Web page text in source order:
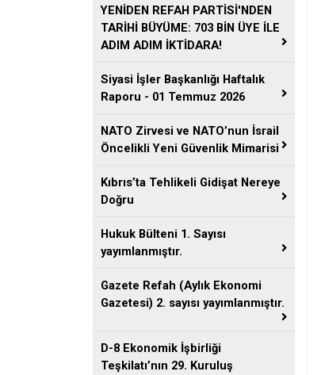
YENİDEN REFAH PARTİSİ'NDEN
TARİHİ BÜYÜME: 703 BİN ÜYE İLE
ADIM ADIM İKTİDARA!
Siyasi İşler Başkanlığı Haftalık
Raporu - 01 Temmuz 2026
NATO Zirvesi ve NATO’nun İsrail
Öncelikli Yeni Güvenlik Mimarisi
Kıbrıs’ta Tehlikeli Gidişat Nereye
Doğru
Hukuk Bülteni 1. Sayısı
yayımlanmıştır.
Gazete Refah (Aylık Ekonomi
Gazetesi) 2. sayısı yayımlanmıştır.
D-8 Ekonomik İşbirliği
Teşkilatı’nın 29. Kuruluş